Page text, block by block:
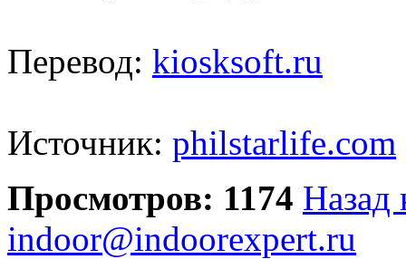
Перевод: kiosksoft.ru
Источник: philstarlife.com
Просмотров: 1174 Назад
indoor@indoorexpert.ru